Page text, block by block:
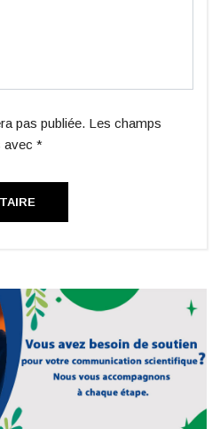
pas publiée. Les champs
avec *